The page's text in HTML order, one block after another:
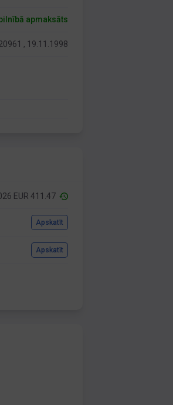
apmaksāts
, 19.11.1998
EUR 411.47
Apskatīt
Apskatīt